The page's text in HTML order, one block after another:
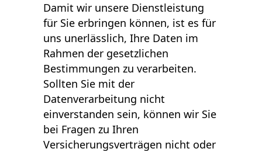
Damit wir unsere Dienstleistung
für Sie erbringen können, ist es für
uns unerlässlich, Ihre Daten im
Rahmen der gesetzlichen
Bestimmungen zu verarbeiten.
Sollten Sie mit der
Datenverarbeitung nicht
einverstanden sein, können wir Sie
bei Fragen zu Ihren
Versicherungsverträgen nicht oder